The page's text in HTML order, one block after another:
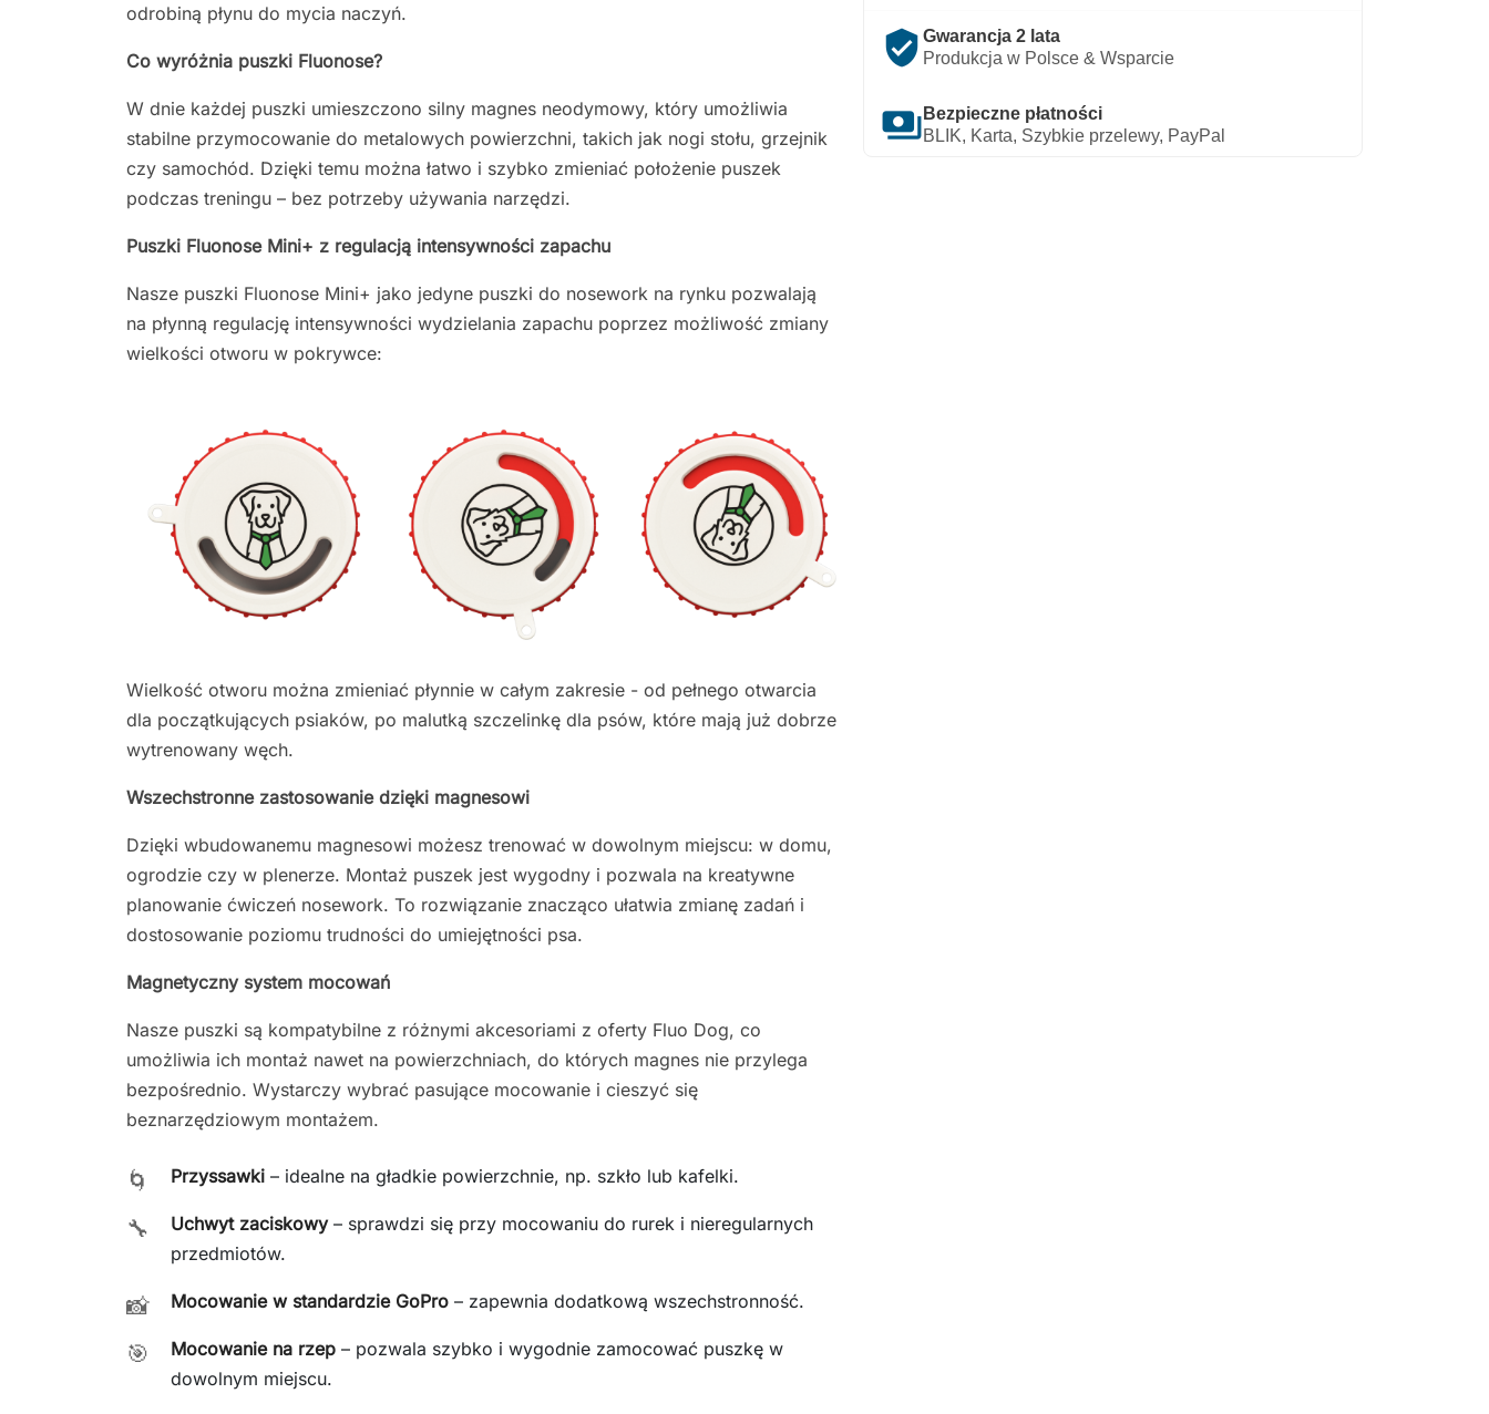
verified_user Gwarancja 2 lata
Produkcja w Polsce & Wsparcie
payments Bezpieczne płatności
BLIK, Karta, Szybkie przelewy, PayPal
odrobiną płynu do mycia naczyń.
Co wyróżnia puszki Fluonose?
W dnie każdej puszki umieszczono silny magnes neodymowy, który umożliwia
stabilne przymocowanie do metalowych powierzchni, takich jak nogi stołu, grzejnik
czy samochód. Dzięki temu można łatwo i szybko zmieniać położenie puszek
podczas treningu – bez potrzeby używania narzędzi.
Puszki Fluonose Mini+ z regulacją intensywności zapachu
Nasze puszki Fluonose Mini+ jako jedyne puszki do nosework na rynku pozwalają
na płynną regulację intensywności wydzielania zapachu poprzez możliwość zmiany
wielkości otworu w pokrywce:
Wielkość otworu można zmieniać płynnie w całym zakresie - od pełnego otwarcia
dla początkujących psiaków, po malutką szczelinkę dla psów, które mają już dobrze
wytrenowany węch.
Wszechstronne zastosowanie dzięki magnesowi
Dzięki wbudowanemu magnesowi możesz trenować w dowolnym miejscu: w domu,
ogrodzie czy w plenerze. Montaż puszek jest wygodny i pozwala na kreatywne
planowanie ćwiczeń nosework. To rozwiązanie znacząco ułatwia zmianę zadań i
dostosowanie poziomu trudności do umiejętności psa.
Magnetyczny system mocowań
Nasze puszki są kompatybilne z różnymi akcesoriami z oferty Fluo Dog, co
umożliwia ich montaż nawet na powierzchniach, do których magnes nie przylega
bezpośrednio. Wystarczy wybrać pasujące mocowanie i cieszyć się
beznarzędziowym montażem.
🌀 Przyssawki – idealne na gładkie powierzchnie, np. szkło lub kafelki.
🔧 Uchwyt zaciskowy– sprawdzi się przy mocowaniu do rurek i nieregularnych
przedmiotów.
📸 Mocowanie w standardzie GoPro – zapewnia dodatkową wszechstronność.
🎯 Mocowanie na rzep – pozwala szybko i wygodnie zamocować puszkę w
dowolnym miejscu.